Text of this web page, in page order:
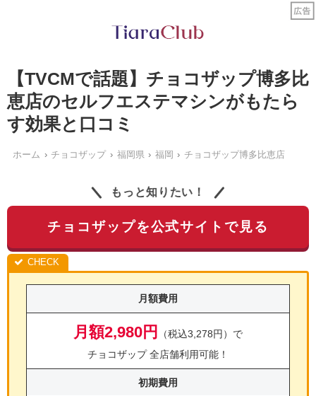
【TVCMで話題】チョコザップ博多比
恵店のセルフエステマシンがもたら
す効果と口コミ
ホーム チョコザップ 福岡県 福岡 チョコザップ博多比恵店
もっと知りたい！
チョコザップを公式サイトで見る
月額費用
月額2,980円
（税込3,278円）で
チョコザップ 全店舗利用可能！
初期費用